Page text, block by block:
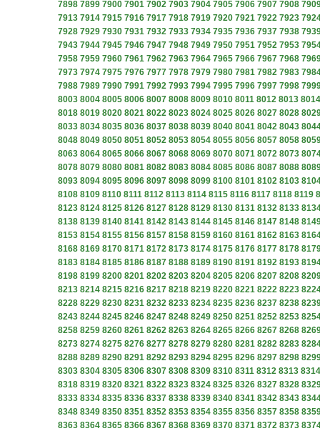
7898 7899 7900 7901 7902 7903 7904 7905 7906 7907 7908
7913 7914 7915 7916 7917 7918 7919 7920 7921 7922 7923
7928 7929 7930 7931 7932 7933 7934 7935 7936 7937 7938
7943 7944 7945 7946 7947 7948 7949 7950 7951 7952 7953
7958 7959 7960 7961 7962 7963 7964 7965 7966 7967 7968
7973 7974 7975 7976 7977 7978 7979 7980 7981 7982 7983
7988 7989 7990 7991 7992 7993 7994 7995 7996 7997 7998
8003 8004 8005 8006 8007 8008 8009 8010 8011 8012 8013 8014
8018 8019 8020 8021 8022 8023 8024 8025 8026 8027 8028
8033 8034 8035 8036 8037 8038 8039 8040 8041 8042 8043
8048 8049 8050 8051 8052 8053 8054 8055 8056 8057 8058
8063 8064 8065 8066 8067 8068 8069 8070 8071 8072 8073
8078 8079 8080 8081 8082 8083 8084 8085 8086 8087 8088
8093 8094 8095 8096 8097 8098 8099 8100 8101 8102 8103
8108 8109 8110 8111 8112 8113 8114 8115 8116 8117 8118 8119
8123 8124 8125 8126 8127 8128 8129 8130 8131 8132 8133
8138 8139 8140 8141 8142 8143 8144 8145 8146 8147 8148
8153 8154 8155 8156 8157 8158 8159 8160 8161 8162 8163
8168 8169 8170 8171 8172 8173 8174 8175 8176 8177 8178
8183 8184 8185 8186 8187 8188 8189 8190 8191 8192 8193
8198 8199 8200 8201 8202 8203 8204 8205 8206 8207 8208
8213 8214 8215 8216 8217 8218 8219 8220 8221 8222 8223
8228 8229 8230 8231 8232 8233 8234 8235 8236 8237 8238
8243 8244 8245 8246 8247 8248 8249 8250 8251 8252 8253
8258 8259 8260 8261 8262 8263 8264 8265 8266 8267 8268
8273 8274 8275 8276 8277 8278 8279 8280 8281 8282 8283
8288 8289 8290 8291 8292 8293 8294 8295 8296 8297 8298
8303 8304 8305 8306 8307 8308 8309 8310 8311 8312 8313 8314
8318 8319 8320 8321 8322 8323 8324 8325 8326 8327 8328
8333 8334 8335 8336 8337 8338 8339 8340 8341 8342 8343
8348 8349 8350 8351 8352 8353 8354 8355 8356 8357 8358
8363 8364 8365 8366 8367 8368 8369 8370 8371 8372 8373